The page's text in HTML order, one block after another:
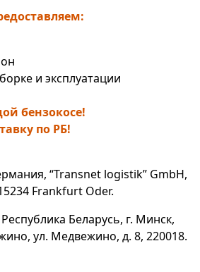
и эксплуатации
бензокосе!
по РБ!
“Transnet logistik” GmbH,
Frankfurt Oder.
Республика Беларусь, г. Минск,
ул. Медвежино, д. 8, 220018.